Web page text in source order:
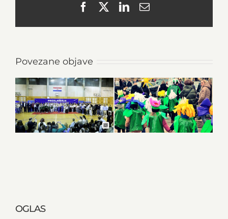
FacebookLinkedIn
Email
Povezane objave
OGLAS